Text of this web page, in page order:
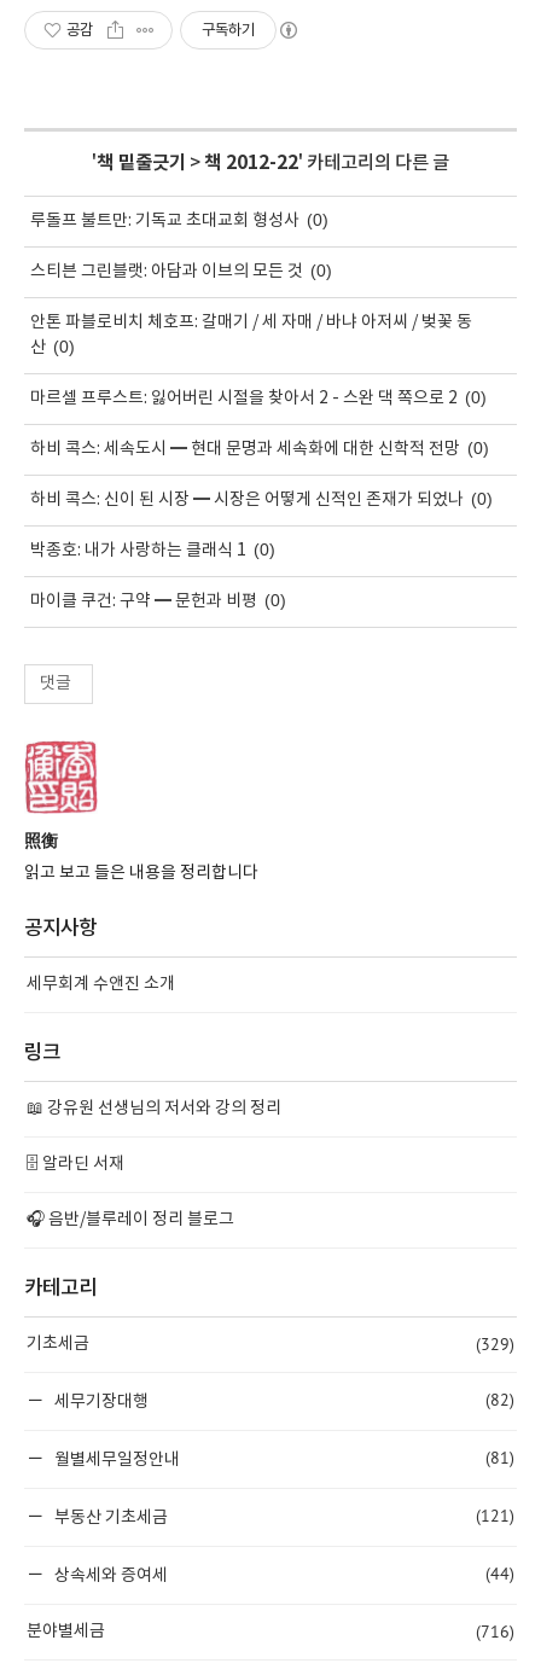
공감 구독하기
'책 밑줄긋기 >책 2012-22' 카테고리의 다른 글
루돌프 불트만: 기독교 초대교회 형성사 (0)
스티븐 그린블랫: 아담과 이브의 모든 것 (0)
안톤 파블로비치 체호프: 갈매기 / 세 자매 / 바냐 아저씨 / 벚꽃 동
산 (0)
마르셀 프루스트: 잃어버린 시절을 찾아서 2 - 스완 댁 쪽으로 2 (0)
하비 콕스: 세속도시 ━ 현대 문명과 세속화에 대한 신학적 전망 (0)
하비 콕스: 신이 된 시장 ━ 시장은 어떻게 신적인 존재가 되었나 (0)
박종호: 내가 사랑하는 클래식 1 (0)
마이클 쿠건: 구약 ━ 문헌과 비평 (0)
댓글
照衡
읽고 보고 들은 내용을 정리합니다
공지사항
세무회계 수앤진 소개
링크
📖 강유원 선생님의 저서와 강의 정리
🗄️ 알라딘 서재
🎧 음반/블루레이 정리 블로그
카테고리
기초세금 (329)
세무기장대행 (82)
월별세무일정안내 (81)
부동산 기초세금 (121)
상속세와 증여세 (44)
분야별세금 (716)